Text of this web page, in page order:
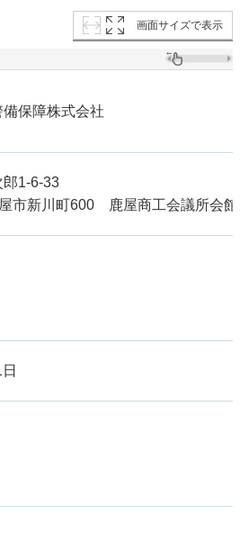
画面サイズで表示
保障株式会社
郎1-6-33
市新川町600
鹿屋商工会議所会館5